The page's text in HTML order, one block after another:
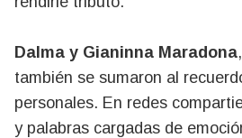
Dalma y Gianinna Maradona
también se sumaron al
personales. En redes
y palabras cargadas de